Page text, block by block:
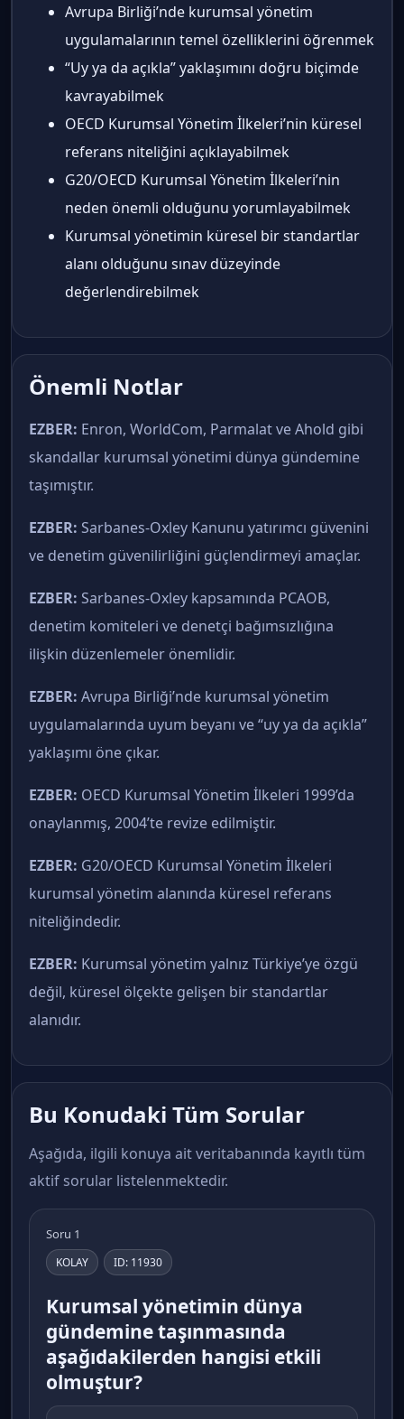
Avrupa Birliği’nde kurumsal yönetim
uygulamalarının temel özelliklerini öğrenmek
“Uy ya da açıkla” yaklaşımını doğru biçimde
kavrayabilmek
OECD Kurumsal Yönetim İlkeleri’nin küresel
referans niteliğini açıklayabilmek
G20/OECD Kurumsal Yönetim İlkeleri’nin
neden önemli olduğunu yorumlayabilmek
Kurumsal yönetimin küresel bir standartlar
alanı olduğunu sınav düzeyinde
değerlendirebilmek
Önemli Notlar
EZBER: Enron, WorldCom, Parmalat ve Ahold gibi
skandallar kurumsal yönetimi dünya gündemine
taşımıştır.
EZBER: Sarbanes-Oxley Kanunu yatırımcı güvenini
ve denetim güvenilirliğini güçlendirmeyi amaçlar.
EZBER: Sarbanes-Oxley kapsamında PCAOB,
denetim komiteleri ve denetçi bağımsızlığına
ilişkin düzenlemeler önemlidir.
EZBER: Avrupa Birliği’nde kurumsal yönetim
uygulamalarında uyum beyanı ve “uy ya da açıkla”
yaklaşımı öne çıkar.
EZBER: OECD Kurumsal Yönetim İlkeleri 1999’da
onaylanmış, 2004’te revize edilmiştir.
EZBER: G20/OECD Kurumsal Yönetim İlkeleri
kurumsal yönetim alanında küresel referans
niteliğindedir.
EZBER: Kurumsal yönetim yalnız Türkiye’ye özgü
değil, küresel ölçekte gelişen bir standartlar
alanıdır.
Bu Konudaki Tüm Sorular
Aşağıda, ilgili konuya ait veritabanında kayıtlı tüm
aktif sorular listelenmektedir.
Soru 1
KOLAY ID: 11930
Kurumsal yönetimin dünya
gündemine taşınmasında
aşağıdakilerden hangisi etkili
olmuştur?